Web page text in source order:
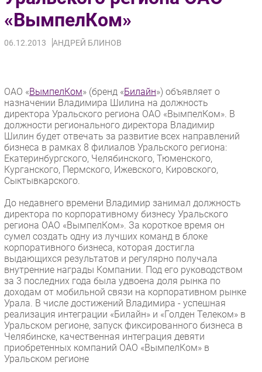
Фиксированная связь
Интеграция
Торговые сети
Оборудование
ПО
Outsourcing
Кадры
Регулирование
Web
Безопасность
Инновации
CIO/Управление ИТ
Гаджеты
Здоровье
РАЗДЕЛЫ
Новости
Аналитика
«ВымпелКом»
06.12.2013 АНДРЕЙ БЛИНОВ
ОАО «ВымпелКом» (бренд «Билайн») объявляет о
назначении Владимира Шилина на должность
директора Уральского региона ОАО «ВымпелКом». В
должности регионального директора Владимир
Шилин будет отвечать за развитие всех направлений
бизнеса в рамках 8 филиалов Уральского региона:
Екатеринбургского, Челябинского, Тюменского,
Курганского, Пермского, Ижевского, Кировского,
Сыктывкарского.
До недавнего времени Владимир занимал должность
директора по корпоративному бизнесу Уральского
региона ОАО «ВымпелКом». За короткое время он
сумел создать одну из лучших команд в блоке
корпоративного бизнеса, которая достигла
выдающихся результатов и регулярно получала
внутренние награды Компании. Под его руководством
за 3 последних года была удвоена доля рынка по
доходам от мобильной связи на корпоративном рынке
Урала. В числе достижений Владимира - успешная
реализация интеграции «Билайн» и «Голден Телеком» в
Уральском регионе, запуск фиксированного бизнеса в
Челябинске, качественная интеграция девяти
приобретенных компаний ОАО «ВымпелКом» в
Уральском регионе